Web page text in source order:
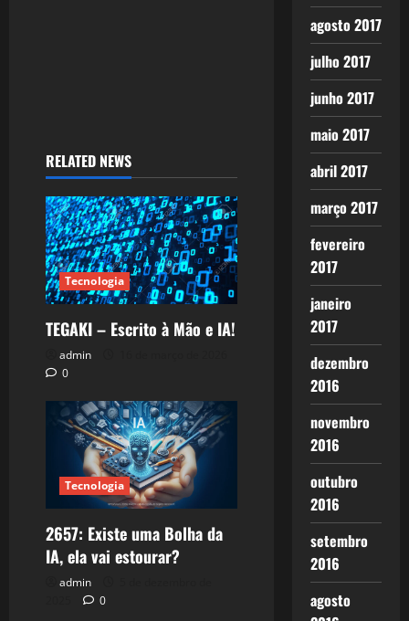
RELATED NEWS
Tecnologia
TEGAKI – Escrito à Mão e IA!
admin
0
Tecnologia
2657: Existe uma Bolha da
IA, ela vai estourar?
admin
0
agosto 2017
julho 2017
junho 2017
maio 2017
abril 2017
março 2017
fevereiro
2017
janeiro
2017
dezembro
2016
novembro
2016
outubro
2016
setembro
2016
agosto